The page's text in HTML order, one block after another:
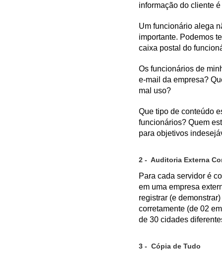
informação do cliente
Um funcionário alega
importante. Podemos
caixa postal do
Os funcionários de
e-mail da empresa?
mal uso?
Que tipo de conteúdo
funcionários? Quem
para objetivos
2 - Auditoria Externa
Para cada servidor é
em uma empresa
registrar (e
corretamente (de 02
de 30 cidades
3 - Cópia de Tudo